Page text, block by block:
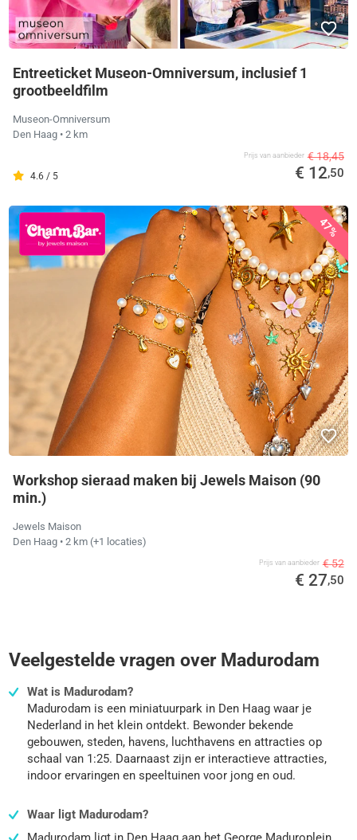
Entreeticket Museon-Omniversum, inclusief 1
grootbeeldfilm
Museon-Omniversum
Den Haag • 2 km
4.6 / 5
Prijs van aanbieder € 18,45
€ 12,50
47%
Workshop sieraad maken bij Jewels Maison (90
min.)
Jewels Maison
Den Haag • 2 km (+1 locaties)
Prijs van aanbieder € 52
€ 27,50
Veelgestelde vragen over Madurodam
Wat is Madurodam?
Madurodam is een miniatuurpark in Den Haag waar je
Nederland in het klein ontdekt. Bewonder bekende
gebouwen, steden, havens, luchthavens en attracties op
schaal van 1:25. Daarnaast zijn er interactieve attracties,
indoor ervaringen en speeltuinen voor jong en oud.
Waar ligt Madurodam?